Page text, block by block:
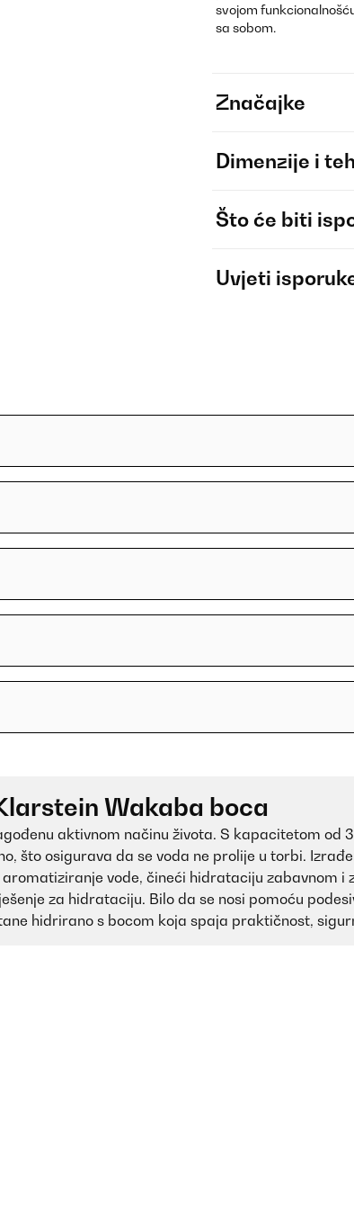
svojom
sa sobom.
Značajke
Dimenzije i
Što će biti
Uvjeti
Wakaba boca
aktivnom načinu života. S kapacitetom od
što osigurava da se voda ne prolije u torbi.
vode, čineći hidrataciju zabavnom
za hidrataciju. Bilo da se nosi pomoću
hidrirano s bocom koja spaja praktičnost,